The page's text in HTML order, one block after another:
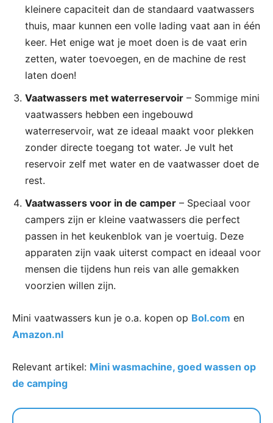
kleinere capaciteit dan de standaard vaatwassers
thuis, maar kunnen een volle lading vaat aan in één
keer. Het enige wat je moet doen is de vaat erin
zetten, water toevoegen, en de machine de rest
laten doen!
Vaatwassers met waterreservoir – Sommige mini
vaatwassers hebben een ingebouwd
waterreservoir, wat ze ideaal maakt voor plekken
zonder directe toegang tot water. Je vult het
reservoir zelf met water en de vaatwasser doet de
rest.
Vaatwassers voor in de camper – Speciaal voor
campers zijn er kleine vaatwassers die perfect
passen in het keukenblok van je voertuig. Deze
apparaten zijn vaak uiterst compact en ideaal voor
mensen die tijdens hun reis van alle gemakken
voorzien willen zijn.
Mini vaatwassers kun je o.a. kopen op Bol.com en
Amazon.nl
Relevant artikel: Mini wasmachine, goed wassen op
de camping